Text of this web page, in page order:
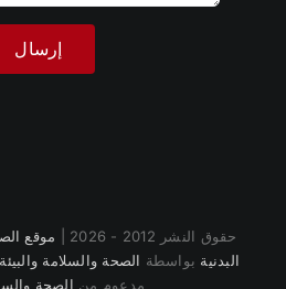
حقوق النشر 2012 - 2026 |
موقع
البدنية بواسطة الصحة والسلامة والبيئة
مدعوم من الصحة